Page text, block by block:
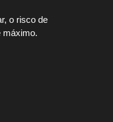
o risco de
máximo.